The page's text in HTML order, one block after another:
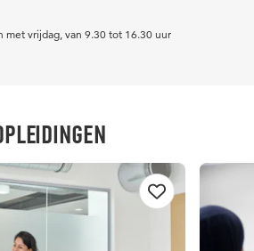
met vrijdag, van 9.30 tot 16.30 uur